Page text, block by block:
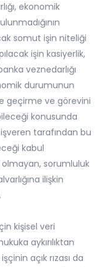
ekonomik
somut işin niteliği
işin kasiyerlik,
veznedarlığı
durumunun
geçirme ve görevini
konusunda
tarafından bu
kabul
olmayan, sorumluluk
ilişkin
kişisel veri
aykırılıktan
açık rızası da